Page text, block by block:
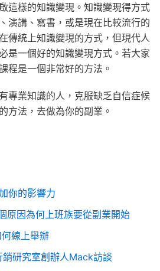
這樣的知識變現。知識變現得方式
演講、寫書，或是現在比較流行的
傳統上知識變現的方式，但現代人
是一個好的知識變現方式。若大家
程是一個非常好的方法。
專業知識的人，克服缺乏自信症候
方法，去做為你的副業。
你的影響力
原因為何上班族要從副業開始
線上舉辦
研究室創辦人Mack訪談